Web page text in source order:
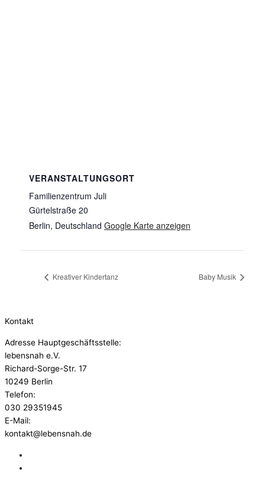
VERANSTALTUNGSORT
Familienzentrum Juli
Gürtelstraße 20
Berlin, Deutschland Google Karte anzeigen
Kreativer Kindertanz Baby Musik
Kontakt
Adresse Hauptgeschäftsstelle:
lebensnah e.V.
Richard-Sorge-Str. 17
10249 Berlin
Telefon:
030 29351945
E-Mail:
kontakt@lebensnah.de